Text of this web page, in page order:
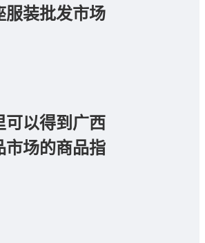
服装批发市场
可以得到广西
市场的商品指